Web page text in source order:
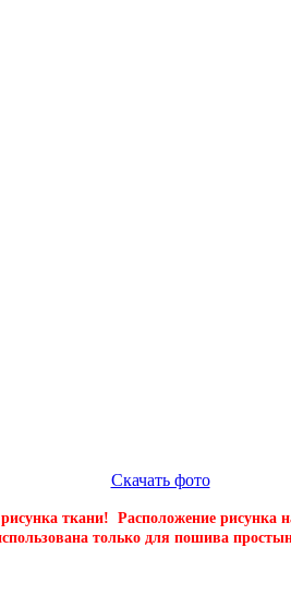
Скачать фото
ткани! Расположение рисунка
только для пошива